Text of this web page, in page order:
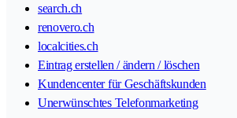
search.ch
renovero.ch
localcities.ch
Eintrag erstellen / ändern / löschen
Kundencenter für Geschäftskunden
Unerwünschtes Telefonmarketing